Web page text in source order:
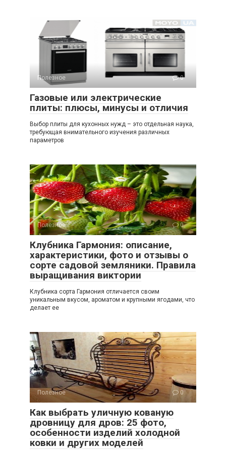
Полезное 0
Газовые или электрические
плиты: плюсы, минусы и отличия
Выбор плиты для кухонных нужд – это отдельная наука,
требующая внимательного изучения различных
параметров
Полезное 0
Клубника Гармония: описание,
характеристики, фото и отзывы о
сорте садовой земляники. Правила
выращивания виктории
Клубника сорта Гармония отличается своим
уникальным вкусом, ароматом и крупными ягодами, что
делает ее
Полезное 0
Как выбрать уличную кованую
дровницу для дров: 25 фото,
особенности изделий холодной
ковки и других моделей